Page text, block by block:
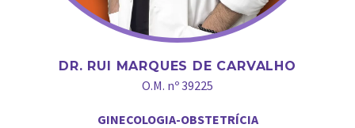
DR. RUI MARQUES DE CARVALHO
O.M. nº 39225
GINECOLOGIA-OBSTETRÍCIA